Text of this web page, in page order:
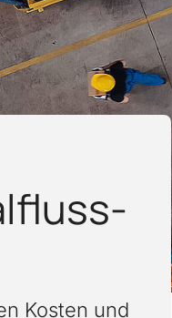
Kosten und